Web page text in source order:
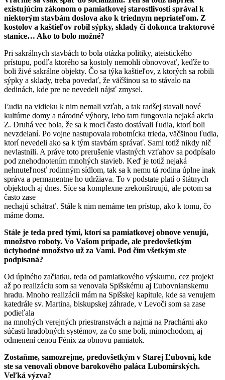
existujúcim zákonom o pamiatkovej starostlivosti správal k
niektorým stavbám doslova ako k triednym nepriateľom. Z
kostolov a kaštieľov robil sýpky, sklady či dokonca traktorové
stanice… Ako to bolo možné?
Pri sakrálnych stavbách to bola otázka politiky, ateistického
prístupu, podľa ktorého sa kostoly nemohli obnovovať, keďže to
boli živé sakrálne objekty. Čo sa týka kaštieľov, z ktorých sa robili
sýpky a sklady, treba povedať, že väčšinou sa to stávalo na
dedinách, kde pre ne nevedeli nájsť zmysel.
Ľudia na vidieku k nim nemali vzťah, a tak radšej stavali nové
kultúrne domy a národné výbory, lebo tam fungovala nejaká akcia
Z. Druhá vec bola, že sa k moci často dostávali ľudia, ktorí boli
nevzdelaní. Po vojne nastupovala robotnícka trieda, väčšinou ľudia,
ktorí nevedeli ako sa k tým stavbám správať. Sami totiž nikdy nič
nevlastnili. A práve toto prerušenie vlastných vzťahov sa podpísalo
pod znehodnotením mnohých stavieb. Keď je totiž nejaká
nehnuteľnosť rodinným sídlom, tak sa k nemu tá rodina úplne inak
správa a permanentne ho udržiava. To v podstate platí o štátnych
objektoch aj dnes. Síce sa komplexne zrekonštruujú, ale potom sa
často zase
nechajú schátrať. Stále k nim nemáme ten prístup, ako k tomu, čo
máme doma.
Stále je teda pred tými, ktorí sa pamiatkovej obnove venujú,
množstvo roboty. Vo Vašom prípade, ale predovšetkým
úctyhodné množstvo už za Vami. Pod čím všetkým ste
podpísaná?
Od úplného začiatku, teda od pamiatkového výskumu, cez projekt
až po realizáciu som sa venovala Spišskému aj Ľubovnianskemu
hradu. Mnoho realizácii mám na Spišskej kapitule, kde sa venujem
katedrále sv. Martina, biskupskej záhrade, v Levoči som sa zase
podieľala
na mnohých verejných priestranstvách a najmä na Prachárni ako
súčasti hradobných systémov, za čo sme boli, mimochodom, aj
odmenení cenou Fénix za obnovu pamiatok.
Zostaňme, samozrejme, predovšetkým v Starej Ľubovni, kde
ste sa venovali obnove barokového paláca Lubomirských.
Veľká výzva?